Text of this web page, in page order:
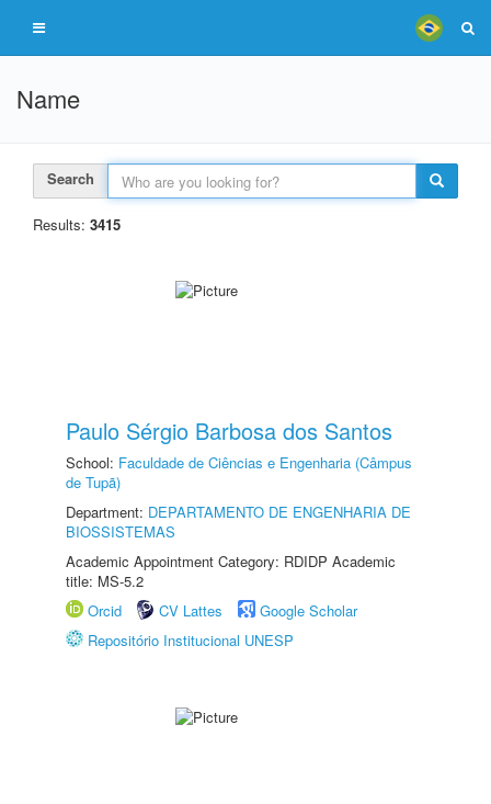
Name
Search
Results: 3415
Paulo Sérgio Barbosa dos Santos
School: Faculdade de Ciências e Engenharia (Câmpus
de Tupã)
Department: DEPARTAMENTO DE ENGENHARIA DE
BIOSSISTEMAS
Academic Appointment Category: RDIDP Academic
title: MS-5.2
Orcid
CV Lattes
Google Scholar
Repositório Institucional UNESP